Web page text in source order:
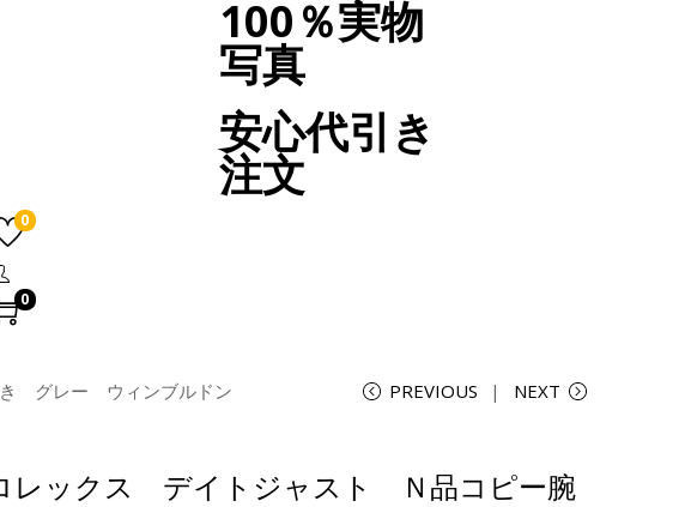
100％実物
写真
安心代引き
注文
0
0
グレー ウィンブルドン PREVIOUS NEXT
レックス デイトジャスト Ｎ品コピー腕